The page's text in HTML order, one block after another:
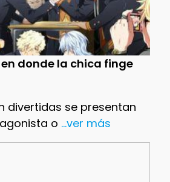
en donde la chica finge
divertidas se presentan
o ...ver más